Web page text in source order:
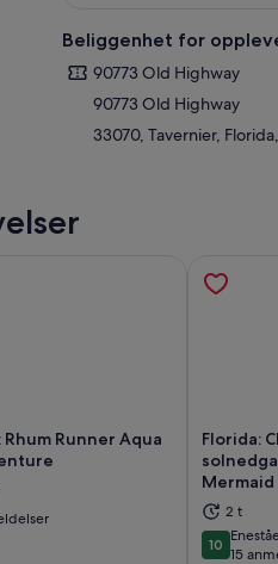
Beliggenhet for
90773 Old Highway
90773 Old Highway
33070, Tavernier,
Runner Aqua
Åpnes i en ny fane
Florida:
Mermaid
2 t
1010 av 10
15